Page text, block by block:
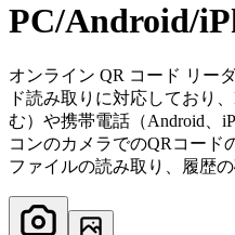
PC/Android/
オンライン QR コード リー
ド読み取りに対応しており
む）や携帯電話（Android、
コンのカメラでのQRコード
ファイルの読み取り、履歴